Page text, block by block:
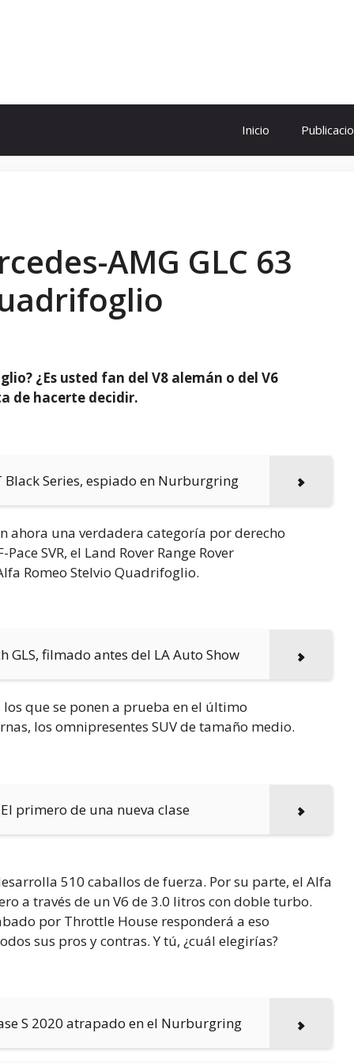
Inicio
AMG GLC 63
¿Es usted fan del V8 alemán o del V6
de hacerte decidir.
Series, espiado en Nurburgring
una verdadera categoría por derecho
SVR, el Land Rover Range Rover
Romeo Stelvio Quadrifoglio.
filmado antes del LA Auto Show
que se ponen a prueba en el último
los omnipresentes SUV de tamaño medio.
El primero de una nueva clase
510 caballos de fuerza. Por su parte, el Alfa
a través de un V6 de 3.0 litros con doble turbo.
por Throttle House responderá a eso
sus pros y contras. Y tú, ¿cuál elegirías?
S 2020 atrapado en el Nurburgring